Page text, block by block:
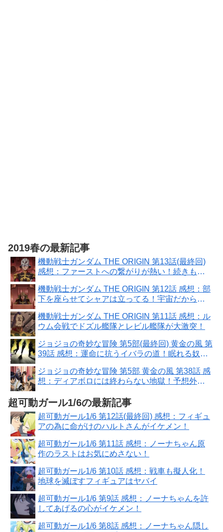
2019春の最新記事
機動戦士ガンダム THE ORIGIN 第13話(最終回)
感想：ファーストへの繋がりが熱い！続きもア
機動戦士ガンダム THE ORIGIN 第12話 感想：部
下を座らせてシャアは立ってる！宇宙だから疲
機動戦士ガンダム THE ORIGIN 第11話 感想：ル
ウム会戦でドズル艦隊とレビル艦隊が大激突！
ジョジョの奇妙な冒険 第5部(最終回) 黄金の風 第
39話 感想：運命に抗うイバラの道！眠れる奴隷
ジョジョの奇妙な冒険 第5部 黄金の風 第38話 感
想：ディアボロには終わらない地獄！予想外の
超可動ガール1/6の最新記事
超可動ガール1/6 第12話(最終回) 感想：フィギュ
アの為に命がけのハルトさんがイケメン！
超可動ガール1/6 第11話 感想：ノーナちゃん原
作のラストはお気にめさない！
超可動ガール1/6 第10話 感想：戦車も擬人化！
地球を滅ぼすフィギュアはヤバイ
超可動ガール1/6 第9話 感想：ノーナちゃんを許
してあげるの心がイケメン！
超可動ガール1/6 第8話 感想：ノーナちゃん隠し